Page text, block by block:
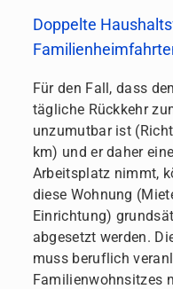
Doppelte
Für den Fall, dass
tägliche Rückkehr
unzumutbar ist
km) und er daher
Arbeitsplatz nimmt,
diese Wohnung
Einrichtung)
abgesetzt werden.
muss beruflich
Familienwohnsitzes